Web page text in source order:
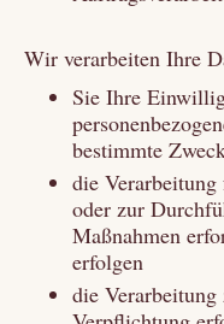
Wir verarbeiten Ihre
Sie Ihre
bestimmte
die
oder zur
Maßnahmen
erfolgen
die